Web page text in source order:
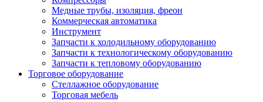
Медные трубы, изоляция, фреон
Коммерческая автоматика
Инструмент
Запчасти к холодильному оборудованию
Запчасти к технологическому оборудованию
Запчасти к тепловому оборудованию
Торговое оборудование
Стеллажное оборудование
Торговая мебель